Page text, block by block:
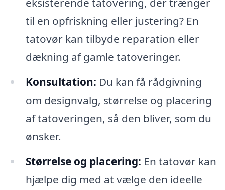
til en opfriskning eller justering? En
tatovør kan tilbyde reparation eller
dækning af gamle tatoveringer.
Konsultation: Du kan få rådgivning
om designvalg, størrelse og placering
af tatoveringen, så den bliver, som du
ønsker.
Størrelse og placering: En tatovør kan
hjælpe dig med at vælge den ideelle